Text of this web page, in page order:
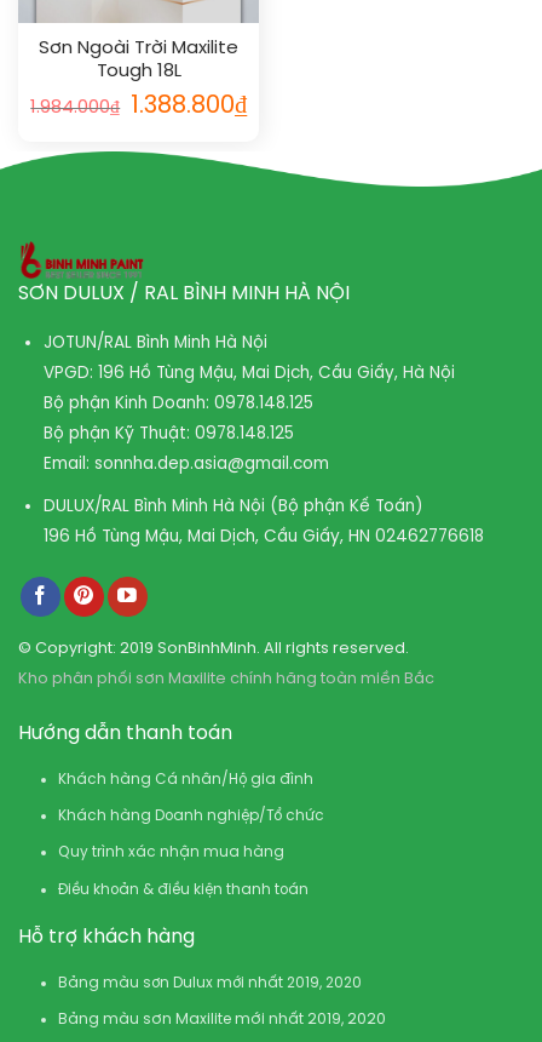
Sơn Ngoài Trời Maxilite
Tough 18L
1.984.000₫ 1.388.800₫
SƠN DULUX / RAL BÌNH MINH HÀ NỘI
JOTUN/RAL Bình Minh Hà Nội
VPGD: 196 Hồ Tùng Mậu, Mai Dịch, Cầu Giấy, Hà Nội
Bộ phận Kinh Doanh: 0978.148.125
Bộ phận Kỹ Thuật: 0978.148.125
Email: sonnha.dep.asia@gmail.com
DULUX/RAL Bình Minh Hà Nội (Bộ phận Kế Toán)
196 Hồ Tùng Mậu, Mai Dịch, Cầu Giấy, HN 02462776618
© Copyright: 2019 SonBinhMinh. All rights reserved.
Kho phân phối sơn Maxilite chính hãng toàn miền Bắc
Hướng dẫn thanh toán
Khách hàng Cá nhân/Hộ gia đình
Khách hàng Doanh nghiệp/Tổ chức
Quy trình xác nhận mua hàng
Điều khoản & điều kiện thanh toán
Hỗ trợ khách hàng
Bảng màu sơn Dulux mới nhất 2019, 2020
Bảng màu sơn Maxilite mới nhất 2019, 2020